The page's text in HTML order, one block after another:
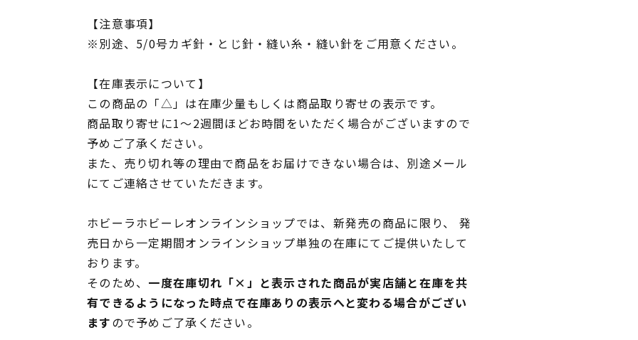
【注意事項】
※別途、5/0号カギ針・とじ針・縫い糸・縫い針をご用意ください。
【在庫表示について】
この商品の「△」は在庫少量もしくは商品取り寄せの表示です。
商品取り寄せに1～2週間ほどお時間をいただく場合がございますので
予めご了承ください。
また、売り切れ等の理由で商品をお届けできない場合は、別途メール
にてご連絡させていただきます。
ホビーラホビーレオンラインショップでは、新発売の商品に限り、 発
売日から一定期間オンラインショップ単独の在庫にてご提供いたして
おります。
そのため、 一度在庫切れ「×」と表示された商品が実店舗と在庫を共
有できるようになった時点で在庫ありの表示へと変わる場合がござい
ますので予めご了承ください。